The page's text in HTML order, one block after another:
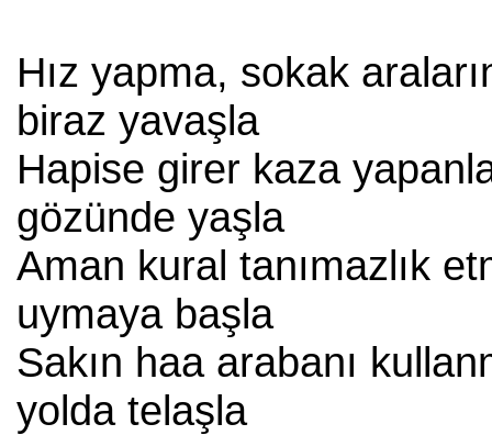
Hız yapma, sokak
biraz yavaşla
Hapise girer kaza
gözünde yaşla
Aman kural tanımazlık
uymaya başla
Sakın haa arabanı
yolda telaşla